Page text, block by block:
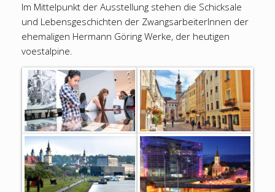
Im Mittelpunkt der Ausstellung stehen die Schicksale
und Lebensgeschichten der ZwangsarbeiterInnen der
ehemaligen Hermann Göring Werke, der heutigen
voestalpine.